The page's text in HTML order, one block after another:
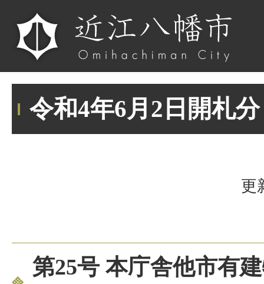
令和4年6月2日開札分
更
第25号 本庁舎他市有